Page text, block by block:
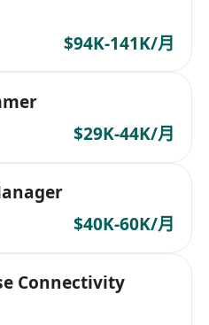
$94K-141K/月
$29K-44K/月
$40K-60K/月
Connectivity